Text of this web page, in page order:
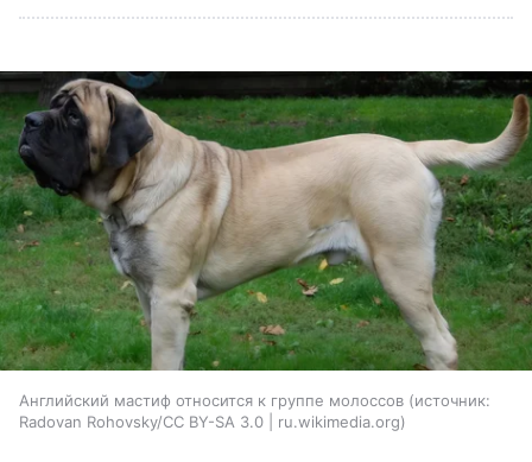
Английский мастиф относится к группе молоссов
источник:
Radovan Rohovsky/CC BY-SA 3.0 | ru.wikimedia.org